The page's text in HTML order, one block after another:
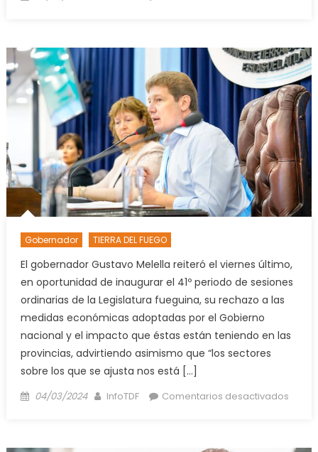
“no
se
sabe
qué
es,
son
criticó
Gobernador TIERRA DEL FUEGO
El gobernador Gustavo Melella reiteró el viernes último,
en oportunidad de inaugurar el 41º periodo de sesiones
ordinarias de la Legislatura fueguina, su rechazo a las
medidas económicas adoptadas por el Gobierno
nacional y el impacto que éstas están teniendo en las
provincias, advirtiendo asimismo que “los sectores
sobre los que se ajusta nos está […]
Posted
04/03/2024 Author
InfoTDF Comentarios desactivadosen